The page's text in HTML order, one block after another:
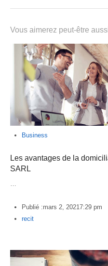
Vous aimerez peut-être
Business
Les avantages de la
SARL
Publié :mars 2, 2021 7:29 pm
Author
recit